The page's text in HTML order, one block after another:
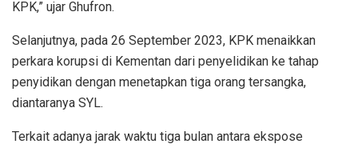
KPK,” ujar Ghufron.
Selanjutnya, pada 26 September 2023, KPK menaikkan
perkara korupsi di Kementan dari penyelidikan ke tahap
penyidikan dengan menetapkan tiga orang tersangka,
diantaranya SYL.
Terkait adanya jarak waktu tiga bulan antara ekspose